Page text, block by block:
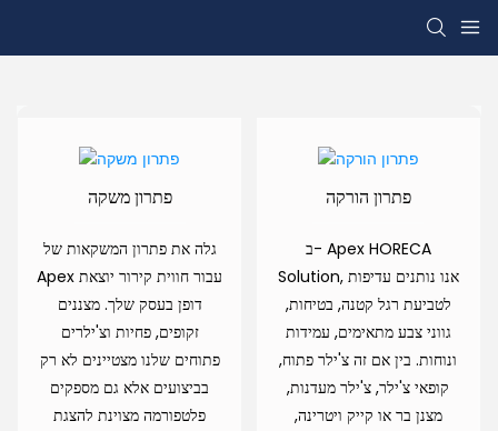
פתרון משקה
גלה את פתרון המשקאות של
Apex עבור חווית קירור יוצאת
דופן בעסק שלך. מצננים
זקופים, פחיות וצ'ילרים
פתוחים שלנו מצטיינים לא רק
בביצועים אלא גם מספקים
פלטפורמה מצוינת להצגת
פתרון הורקה
ב- Apex HORECA
Solution, אנו נותנים עדיפות
לטביעת רגל קטנה, בטיחות,
גווני צבע מתאימים, עמידות
ונוחות. בין אם זה צ'ילר פתוח,
קופאי צ'ילר, צ'ילר מעדנות,
מצנן בר או קייק ויטרינה,